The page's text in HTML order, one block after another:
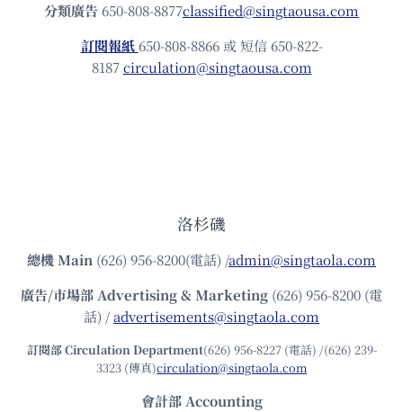
分類廣告 650-808-8877classified@singtaousa.com
訂閱報紙 650-808-8866 或 短信 650-822-
8187circulation@singtaousa.com
洛杉磯
總機Main (626) 956-8200(電話) /admin@singtaola.com
廣告/市場部Advertising & Marketing (626) 956-8200 (電
話) /advertisements@singtaola.com
訂閱部 Circulation Department(626) 956-8227 (電話) /(626) 239-
3323 (傳真)circulation@singtaola.com
會計部 Accounting